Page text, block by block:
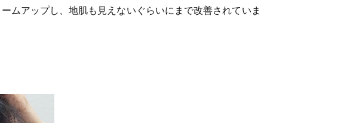
ムアップし、地肌も見えないぐらいにまで改善されていま